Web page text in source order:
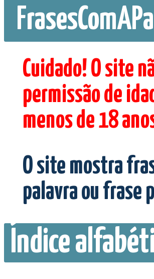
Cuidado! O site
permissão de
menos de 18
O site mostra
palavra ou frase
Índice